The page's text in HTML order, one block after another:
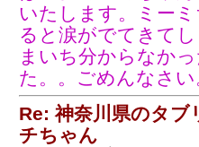
いたします。ミー
ると涙がでてきて
まいち分からなか
た。。ごめんなさ
Re: 神奈川県のタ
チちゃん